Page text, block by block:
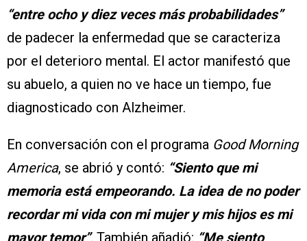
“entre ocho y diez veces más probabilidades”
de padecer la enfermedad que se caracteriza
por el deterioro mental. El actor manifestó que
su abuelo, a quien no ve hace un tiempo, fue
diagnosticado con Alzheimer.
En conversación con el programa Good Morning
America, se abrió y contó: “Siento que mi
memoria está empeorando. La idea de no poder
recordar mi vida con mi mujer y mis hijos es mi
mayor temor”. También añadió: “Me siento